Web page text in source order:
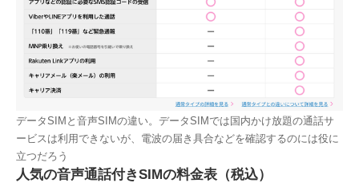
データSIMと音声SIMの違い。データSIMでは国内かけ放題の通話サ
ービスは利用できないが、電波の届き具合などを確認するのには役に
立つだろう
人気の音声通話付きSIMの料金表（税込）